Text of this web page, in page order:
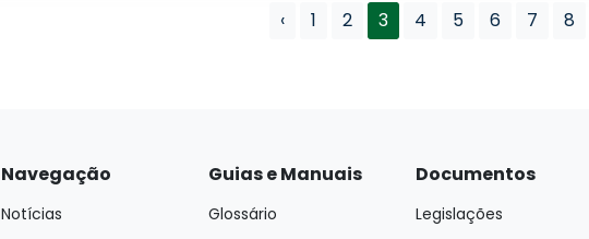
‹ 1 2 3 4 5 6 7 8
Navegação
Notícias
Guias e Manuais
Glossário
Documentos
Legislações